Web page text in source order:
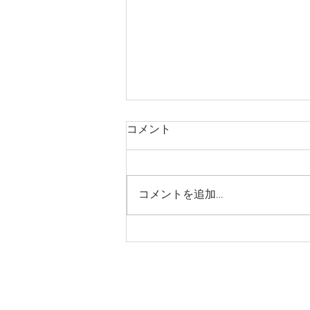
コメント
コメントを追加…